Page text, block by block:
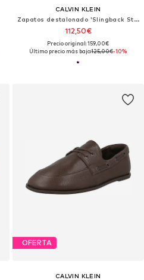
CALVIN KLEIN
Zapatos destalonado 'Slingback Stiletto'
112,50€
Precio original: 159,00€
Último precio más bajo:125,00€-10%
OFERTA
CALVIN KLEIN